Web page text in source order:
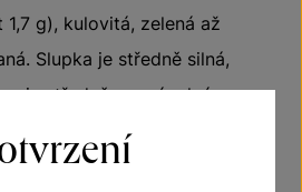
g), kulovitá, zelená až
Slupka je středně silná,
je středně pevná, plná,